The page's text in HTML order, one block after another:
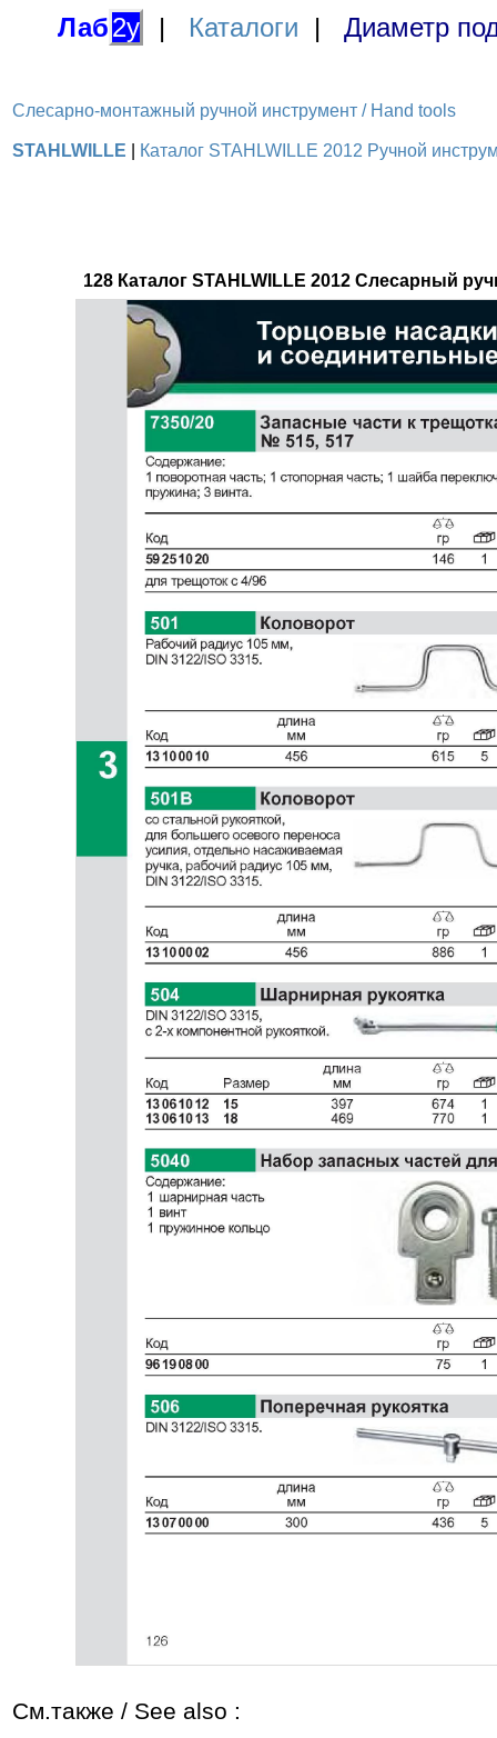
Лаб2у | Каталоги | Диаметр
Слесарно-монтажный ручной инструмент / Hand tools
STAHLWILLE Каталог STAHLWILLE 2012 Ручной
128 Каталог STAHLWILLE 2012 Слесарный
См.также / See also :